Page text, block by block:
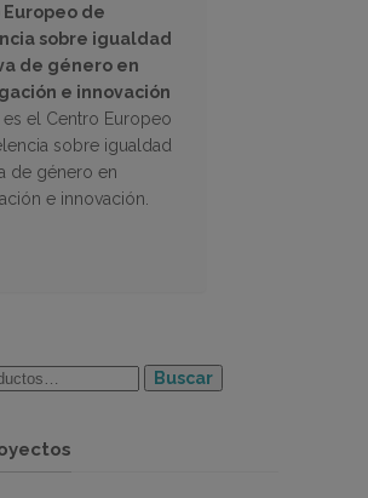
de
sobre igualdad
de género en
e innovación
es el Centro Europeo
sobre igualdad
de género en
e innovación.
Buscar